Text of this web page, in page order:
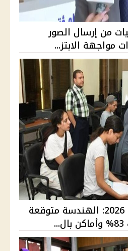
من إرسال الصور
مواجهة الابتز...
تنسيق علمي رياضة 2026: الهندسة متوقعة